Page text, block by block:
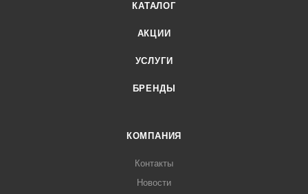
КАТАЛОГ
АКЦИИ
УСЛУГИ
БРЕНДЫ
КОМПАНИЯ
Контакты
Новости